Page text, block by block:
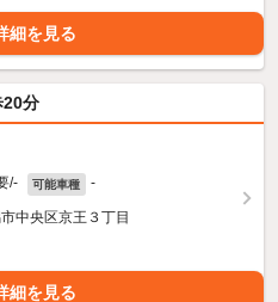
細を見る
20分
/- 可能車種 -
中央区京王３丁目
細を見る